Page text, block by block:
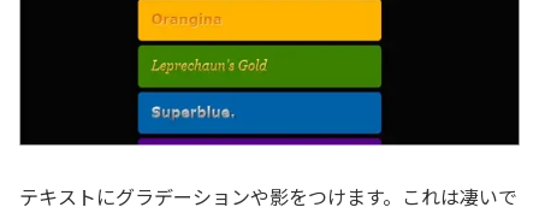
テキストにグラデーションや影をつけます。これは凄いで